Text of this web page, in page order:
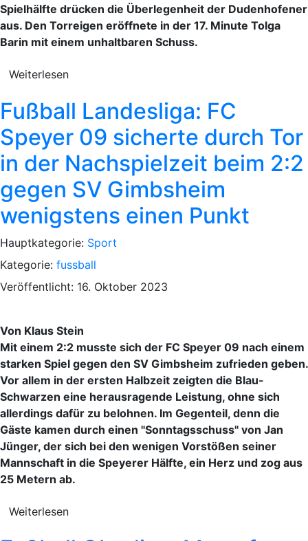
Spielhälfte drücken die Überlegenheit der Dudenhofener
aus. Den Torreigen eröffnete in der 17. Minute Tolga
Barin mit einem unhaltbaren Schuss.
Weiterlesen
Fußball Landesliga: FC
Speyer 09 sicherte durch Tor
in der Nachspielzeit beim 2:2
gegen SV Gimbsheim
wenigstens einen Punkt
Hauptkategorie: Sport
Kategorie: fussball
Veröffentlicht: 16. Oktober 2023
Von Klaus Stein
Mit einem 2:2 musste sich der FC Speyer 09 nach einem
starken Spiel gegen den SV Gimbsheim zufrieden geben.
Vor allem in der ersten Halbzeit zeigten die Blau-
Schwarzen eine herausragende Leistung, ohne sich
allerdings dafür zu belohnen. Im Gegenteil, denn die
Gäste kamen durch einen "Sonntagsschuss" von Jan
Jünger, der sich bei den wenigen Vorstößen seiner
Mannschaft in die Speyerer Hälfte, ein Herz und zog aus
25 Metern ab.
Weiterlesen